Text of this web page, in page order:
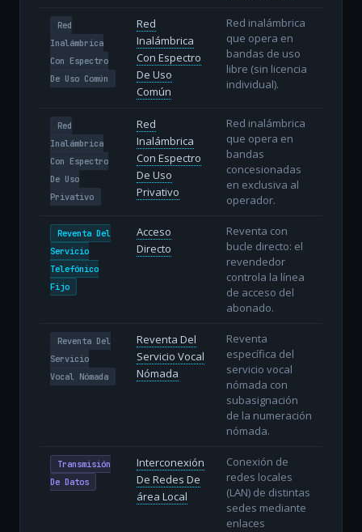
Red
Inalámbrica
Con Espectro
De Uso Común
Red
Inalámbrica
Con Espectro
De Uso
Común
Red inalámbrica
que opera en
bandas de uso
libre (sin licencia
individual).
Red
Inalámbrica
Con Espectro
De Uso
Privativo
Red
Inalámbrica
Con Espectro
De Uso
Privativo
Red inalámbrica
que opera en
bandas
concesionadas
en exclusiva al
operador.
Reventa Del
Servicio
Telefónico
Fijo
Acceso
Directo
Reventa con
bucle directo: el
revendedor
controla la línea
de acceso del
abonado.
Reventa Del
Servicio
Vocal Nómada
Reventa Del
Servicio Vocal
Nómada
Reventa
específica del
servicio vocal
nómada con
subasignación
de la numeración
nómada.
Transmisión
De Datos
Interconexión
De Redes De
área Local
Conexión de
redes locales
(LAN) de distintas
sedes mediante
enlaces